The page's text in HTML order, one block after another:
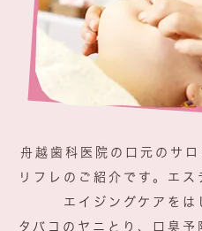
舟越歯科医院の口元のサロ
リフレのご紹介です。エス
エイジングケアをは
タバコのヤニとり、口臭